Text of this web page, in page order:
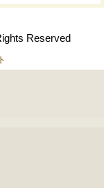
Reserved